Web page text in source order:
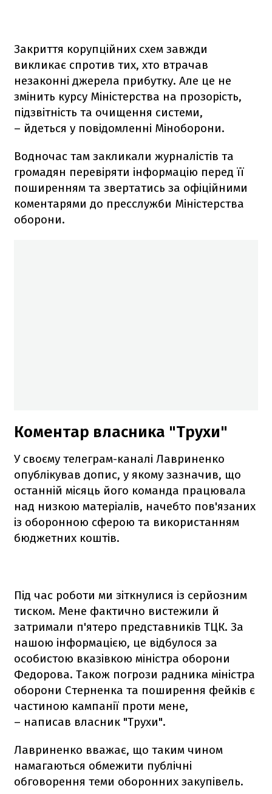
Закриття корупційних схем завжди
викликає спротив тих, хто втрачав
незаконні джерела прибутку. Але це не
змінить курсу Міністерства на прозорість,
підзвітність та очищення системи,
– йдеться у повідомленні Міноборони.
Водночас там закликали журналістів та
громадян перевіряти інформацію перед її
поширенням та звертатись за офіційними
коментарями до пресслужби Міністерства
оборони.
Коментар власника "Трухи"
У своєму телеграм-каналі Лавриненко
опублікував допис, у якому зазначив, що
останній місяць його команда працювала
над низкою матеріалів, начебто пов'язаних
із оборонною сферою та використанням
бюджетних коштів.
Під час роботи ми зіткнулися із серйозним
тиском. Мене фактично вистежили й
затримали п'ятеро представників ТЦК. За
нашою інформацією, це відбулося за
особистою вказівкою міністра оборони
Федорова. Також погрози радника міністра
оборони Стерненка та поширення фейків є
частиною кампанії проти мене,
– написав власник "Трухи".
Лавриненко вважає, що таким чином
намагаються обмежити публічні
обговорення теми оборонних закупівель.